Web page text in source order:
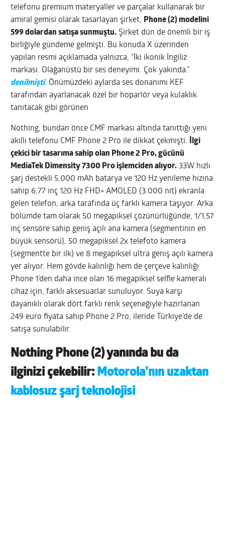
telefonu premium materyaller ve parçalar kullanarak bir
amiral gemisi olarak tasarlayan şirket, Phone (2) modelini
599 dolardan satışa sunmuştu. Şirket dün de önemli bir iş
birliğiyle gündeme gelmişti. Bu konuda X üzerinden
yapılan resmi açıklamada yalnızca, “İki ikonik İngiliz
markası. Olağanüstü bir ses deneyimi. Çok yakında.”
denilmişti. Önümüzdeki aylarda ses donanımı KEF
tarafından ayarlanacak özel bir hoparlör veya kulaklık
tanıtacak gibi görünen
Nothing, bundan önce CMF markası altında tanıttığı yeni
akıllı telefonu CMF Phone 2 Pro ile dikkat çekmişti. İlgi
çekici bir tasarıma sahip olan Phone 2 Pro, gücünü
MediaTek Dimensity 7300 Pro işlemciden alıyor. 33W hızlı
şarj destekli 5.000 mAh batarya ve 120 Hz yenileme hızına
sahip 6,77 inç 120 Hz FHD+ AMOLED (3.000 nit) ekranla
gelen telefon, arka tarafında üç farklı kamera taşıyor. Arka
bölümde tam olarak 50 megapiksel çözünürlüğünde, 1/1,57
inç sensöre sahip geniş açılı ana kamera (segmentinin en
büyük sensörü), 50 megapiksel 2x telefoto kamera
(segmentte bir ilk) ve 8 megapiksel ultra geniş açılı kamera
yer alıyor. Hem gövde kalınlığı hem de çerçeve kalınlığı
Phone 1’den daha ince olan 16 megapiksel selfie kameralı
cihaz için, farklı aksesuarlar sunuluyor. Suya karşı
dayanıklı olarak dört farklı renk seçeneğiyle hazırlanan
249 euro fiyata sahip Phone 2 Pro, ileride Türkiye’de de
satışa sunulabilir.
Nothing Phone (2) yanında bu da
ilginizi çekebilir: Motorola’nın uzaktan
kablosuz şarj teknolojisi